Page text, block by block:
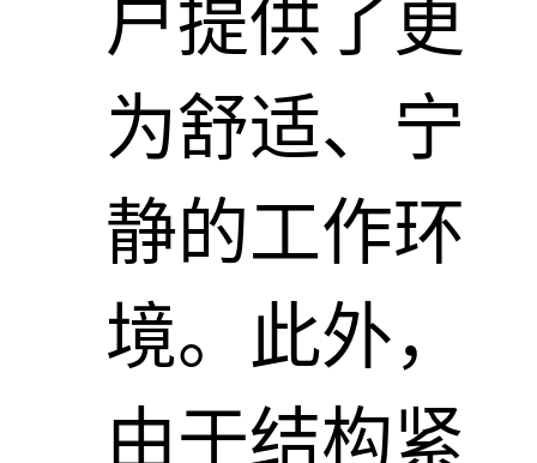
户提供了更
为舒适、宁
静的工作环
境。此外，
由于结构紧